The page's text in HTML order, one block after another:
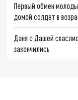
Первый обмен
домой солдат в
Даня с Дашей
закончились